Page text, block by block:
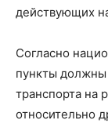
действующих
Согласно
пункты
транспорта на
относительно